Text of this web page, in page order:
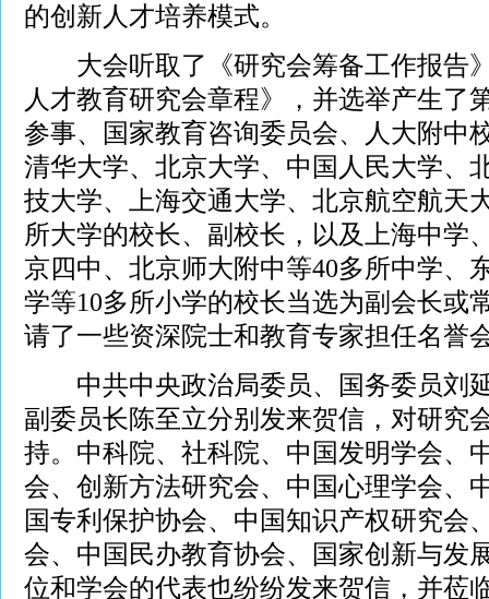
的创新人才培养模式。
大会听取了《研究会筹备工作报告
人才教育研究会章程》，并选举产生了
参事、国家教育咨询委员会、人大附中
清华大学、北京大学、中国人民大学、
技大学、上海交通大学、北京航空航天
所大学的校长、副校长，以及上海中学
京四中、北京师大附中等40多所中学、
学等10多所小学的校长当选为副会长或
请了一些资深院士和教育专家担任名誉
中共中央政治局委员、国务委员刘
副委员长陈至立分别发来贺信，对研究
持。中科院、社科院、中国发明学会、
会、创新方法研究会、中国心理学会、
国专利保护协会、中国知识产权研究会
会、中国民办教育协会、国家创新与发
位和学会的代表也纷纷发来贺信，并莅